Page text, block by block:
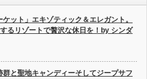
ケット」エキゾティック＆エレガント。
るリゾートで贅沢な休日を！by シンダ
群と聖地キャンディーそしてジープサフ